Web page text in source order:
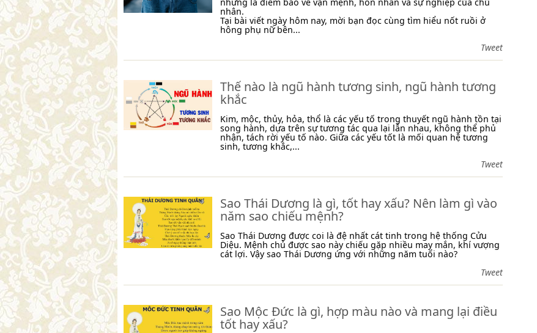
nhân.
Tại bài viết ngày hôm nay, mời bạn đọc cùng tìm hiểu nốt ruồi ở
hông phụ nữ bên...
Tweet
Thế nào là ngũ hành tương sinh, ngũ hành tương
khắc
Kim, mộc, thủy, hỏa, thổ là các yếu tố trong thuyết ngũ hành tồn tại
song hành, dựa trên sự tương tác qua lại lẫn nhau, không thể phủ
nhận, tách rời yếu tố nào. Giữa các yếu tốt là mối quan hệ tương
sinh, tương khắc,...
Tweet
Sao Thái Dương là gì, tốt hay xấu? Nên làm gì vào
năm sao chiếu mệnh?
Sao Thái Dương được coi là đệ nhất cát tinh trong hệ thống Cửu
Diệu. Mệnh chủ được sao này chiếu gặp nhiều may mắn, khí vượng
cát lợi. Vậy sao Thái Dương ứng với những năm tuổi nào?
Tweet
Sao Mộc Đức là gì, hợp màu nào và mang lại điều
tốt hay xấu?